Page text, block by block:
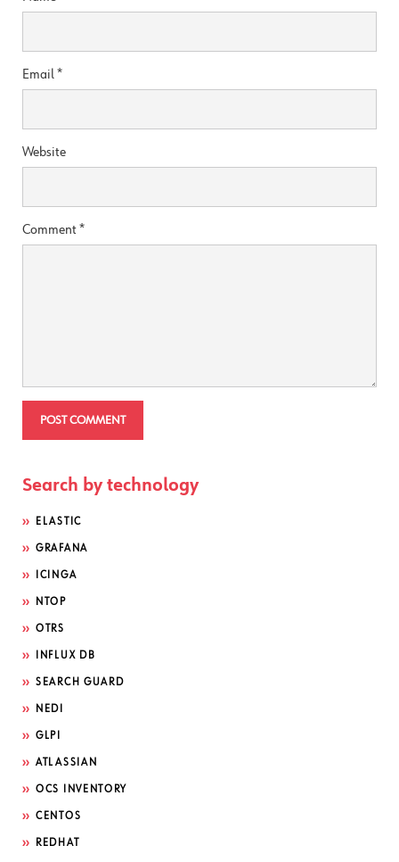
Email*
Website
Comment*
Search by technology
ELASTIC
GRAFANA
ICINGA
NTOP
OTRS
INFLUX DB
SEARCH GUARD
NEDI
GLPI
ATLASSIAN
OCS INVENTORY
CENTOS
REDHAT